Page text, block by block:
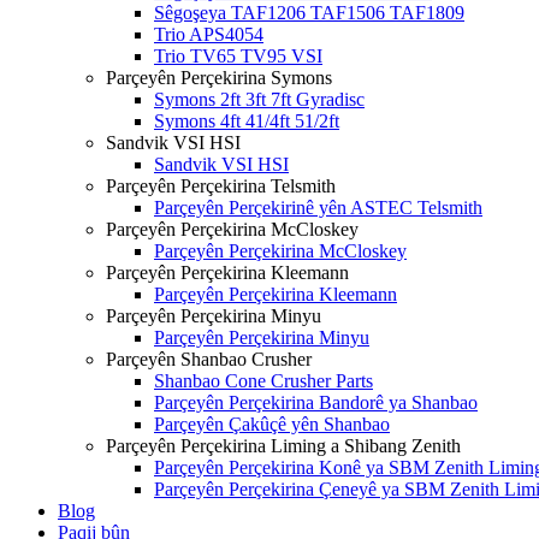
Sêgoşeya TAF1206 TAF1506 TAF1809
Trio APS4054
Trio TV65 TV95 VSI
Parçeyên Perçekirina Symons
Symons 2ft 3ft 7ft Gyradisc
Symons 4ft 41/4ft 51/2ft
Sandvik VSI HSI
Sandvik VSI HSI
Parçeyên Perçekirina Telsmith
Parçeyên Perçekirinê yên ASTEC Telsmith
Parçeyên Perçekirina McCloskey
Parçeyên Perçekirina McCloskey
Parçeyên Perçekirina Kleemann
Parçeyên Perçekirina Kleemann
Parçeyên Perçekirina Minyu
Parçeyên Perçekirina Minyu
Parçeyên Shanbao Crusher
Shanbao Cone Crusher Parts
Parçeyên Perçekirina Bandorê ya Shanbao
Parçeyên Çakûçê yên Shanbao
Parçeyên Perçekirina Liming a Shibang Zenith
Parçeyên Perçekirina Konê ya SBM Zenith
Parçeyên Perçekirina Çeneyê ya SBM Zenith
Blog
Paqij bûn